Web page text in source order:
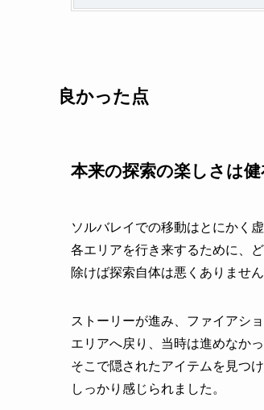
良かった点
本来の探索の楽しさは
ソルバレイでの移動はとにかく
各エリアを行き来するために、
除けば探索自体は悪くありません
ストーリーが進み、ファイアシ
エリアへ戻り、当時は進めなか
そこで隠されたアイテムを見つ
しっかり感じられました。